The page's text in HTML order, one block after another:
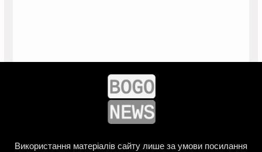
Використання матеріалів сайту лише за умови посилання